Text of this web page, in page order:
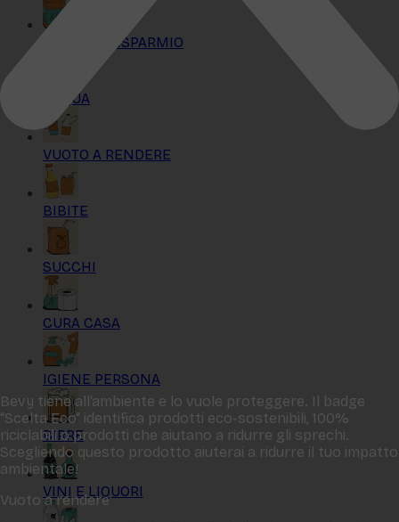
KIT MAXI RISPARMIO
ACQUA
VUOTO A RENDERE
BIBITE
SUCCHI
CURA CASA
IGIENE PERSONA
BIRRE
VINI E LIQUORI
Bevy tiene all‘ambiente e lo vuole proteggere. Il badge
“Scelta Eco“ identifica prodotti eco-sostenibili, 100%
riciclabili o prodotti che aiutano a ridurre gli sprechi.
Scegliendo questo prodotto aiuterai a ridurre il tuo impatto
ambientale!
Vuoto a rendere